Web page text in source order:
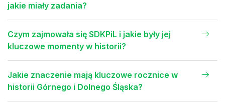
jakie miały zadania?
Czym zajmowała się SDKPiL i jakie były jej
kluczowe momenty w historii?
Jakie znaczenie mają kluczowe rocznice w
historii Górnego i Dolnego Śląska?